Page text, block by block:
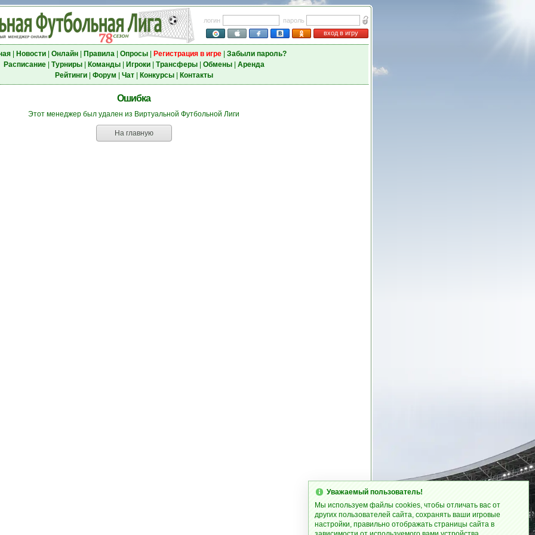
логин
пароль
вход в игру
| Новости| Онлайн| Правила| Опросы| Регистрация в игре| Забыли пароль?
Расписание| Турниры| Команды| Игроки| Трансферы| Обмены| Аренда
Рейтинги| Форум Чат| Конкурсы| Контакты
Ошибка
Этот менеджер был удален из Виртуальной Футбольной Лиги
На главную
Уважаемый пользователь!
Мы используем файлы cookies, чтобы отличать вас от
других пользователей сайта, сохранять ваши игровые
настройки, правильно отображать страницы сайта в